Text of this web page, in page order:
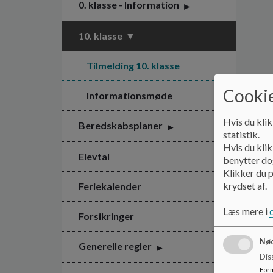
0. klasse - Information
10. klasse
Tilmelding 10. klasse
Informationsmøde
Beredskabsplaner
Elevtal
Feriekalender
Forsikringer
Generelle regler
Hvis du
statistik.
Hvis du
benytter
Klikker du
krydset af.
Læs mere i